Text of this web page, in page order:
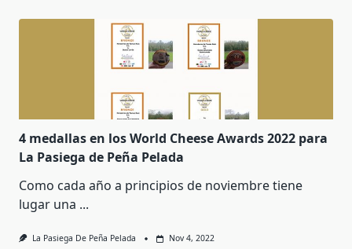
4 medallas en los World Cheese Awards 2022 para
La Pasiega de Peña Pelada
Como cada año a principios de noviembre tiene
lugar una ...
La Pasiega De Peña Pelada Nov 4, 2022